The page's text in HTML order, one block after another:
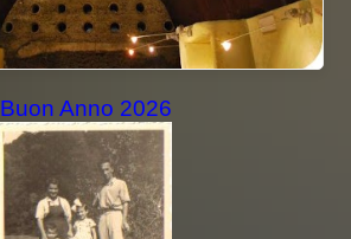
Buon Anno 2026